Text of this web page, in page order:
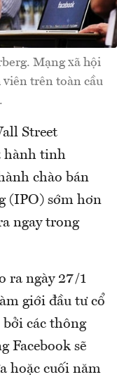
Mạng xã hội
trên toàn cầu
Street
hành tinh
chào bán
(IPO) sớm hơn
ngay trong
ra ngày 27/1
giới đầu tư cổ
các thông
Facebook sẽ
hoặc cuối năm